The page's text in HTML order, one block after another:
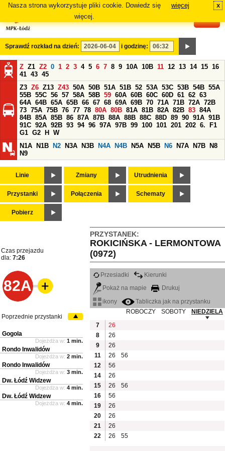
Nasza strona wykorzystuje pliki cookie. Dowiedz się
więcej.
więcej x
Sprawdź rozkład na dzień: i godzinę:
Z Z1 Z2 0 1 2 3 4 5 6 7 8 9 10A 10B 11 12 13 14 15 16
41 43 45
Z3 Z6 Z13 Z43 50A 50B 51A 51B 52 53A 53C 53B 54B 55A
55B 55C 56 57 58A 58B 59 60A 60B 60C 60D 61 62 63
64A 64B 65A 65B 66 67 68 69A 69B 70 71A 71B 72A 72B
73 75A 75B 76 77 78 80A 80B 81A 81B 82A 82B 83 84A
84B 85A 85B 86 87A 87B 88A 88B 88C 88D 89 90 91A 91B
91C 92A 92B 93 94 96 97A 97B 99 100 101 201 202 6.
F1
G1 G2 H
W
N1A
N1B N2 N3A N3B N4A N4B N5A N5B N6 N7A N7B
N8
N9
Linie Zmiany Utrudnienia
Przystanki Połączenia Schematy
Pobierz
PRZYSTANEK:
ROKICIŃSKA - LERMONTOWA
(0972)
Czas przejazdu
dla: 7:26
82A
Przesiadki
Kierunki
Pokaż na mapie
Drukuj
ikony
Tabliczka jak na przystanku
ROBOCZY
SOBOTY
NIEDZIELA
7
26
8
26
9
26
11
26
56
12
56
14
26
15
26
56
16
56
19
26
20
26
21
26
22
26 55
Poprzednie przystanki
Gogola
Dojeżdża w: 1 min.
Rondo Inwalidów
Dojeżdża w: 2 min.
Rondo Inwalidów
Dojeżdża w: 3 min.
Dw. Łódź Widzew
Dojeżdża w: 4 min.
Dw. Łódź Widzew
Dojeżdża w: 4 min.